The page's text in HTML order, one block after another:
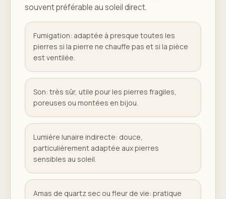
souvent préférable au soleil direct.
Fumigation: adaptée à presque toutes les
pierres si la pierre ne chauffe pas et si la pièce
est ventilée.
Son: très sûr, utile pour les pierres fragiles,
poreuses ou montées en bijou.
Lumière lunaire indirecte: douce,
particulièrement adaptée aux pierres
sensibles au soleil.
Amas de quartz sec ou fleur de vie: pratique